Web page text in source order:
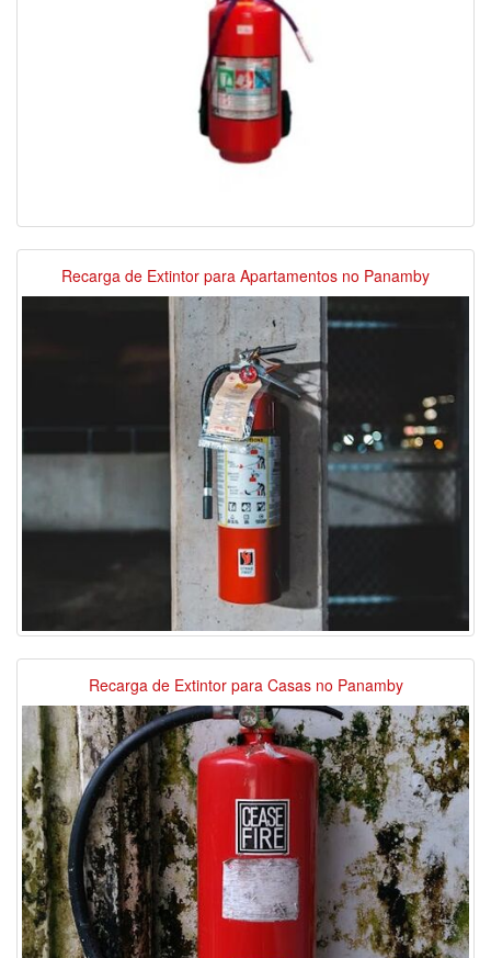
Recarga de Extintor para Apartamentos no Panamby
Recarga de Extintor para Casas no Panamby